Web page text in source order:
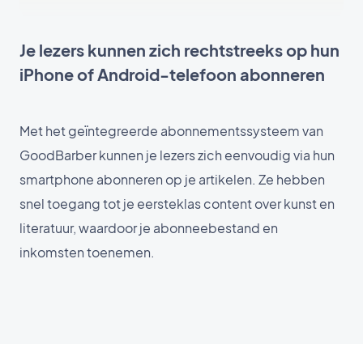
Je lezers kunnen zich rechtstreeks op hun
iPhone of Android-telefoon abonneren
Met het geïntegreerde abonnementssysteem van
GoodBarber kunnen je lezers zich eenvoudig via hun
smartphone abonneren op je artikelen. Ze hebben
snel toegang tot je eersteklas content over kunst en
literatuur, waardoor je abonneebestand en
inkomsten toenemen.